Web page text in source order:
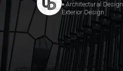
▪️ Architectural Design
Exterior Design